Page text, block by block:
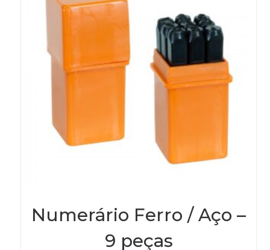
Numerário Ferro / Aço –
9 peças